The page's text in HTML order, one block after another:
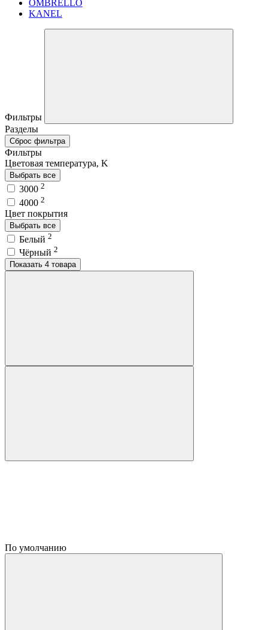
OMBRELLO
KANEL
Фильтры
Разделы
Сброс фильтра
Фильтры
Цветовая температура, K
Выбрать все
3000 2
4000 2
Цвет покрытия
Выбрать все
Белый 2
Чёрный 2
Показать 4 товара
По умолчанию